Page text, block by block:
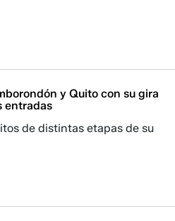
y Quito con su gira
entradas
de distintas etapas de su